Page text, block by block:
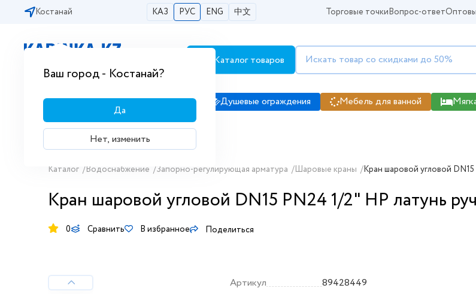
Костанай КАЗ РУС ENG 中文
Ваш город - Костанай?
Да
Нет, изменить
Торговые точкиВопрос-ответ
Бесплатная доставка по городам РК
Каталог товаров
Сантехника Душевые кабины Душевые ограждения Мебель для ванной
Каталог /Водоснабжение /Запорно-регулирующая арматура /Шаровые краны /Кран шаровой угловой
Кран шаровой угловой DN15 PN24 1/2" НР латунь
0 Сравнить В избранное Поделиться
Артикул
89428449